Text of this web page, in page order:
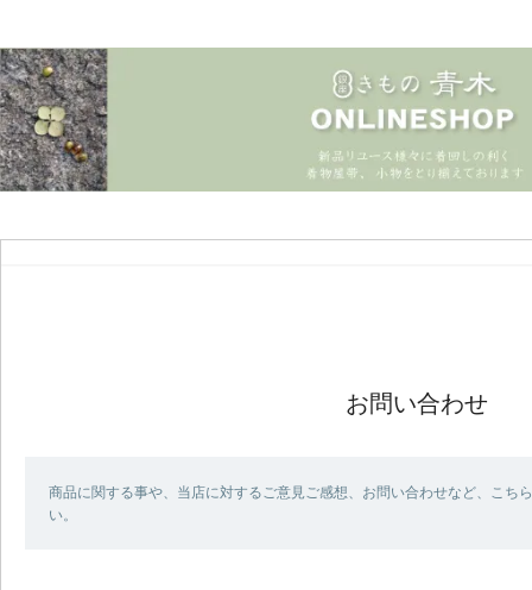
お問い合わせ
商品に関する事や、当店に対するご意見ご感想、お問い合わせなど、こち
い。